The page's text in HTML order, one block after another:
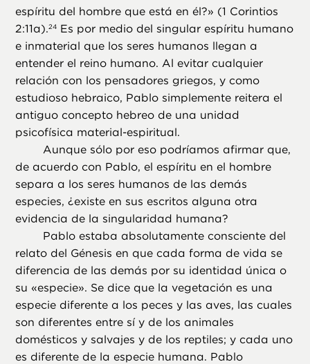
espíritu del hombre que está en él?» (1 Corintios
2:11a).24 Es por medio del singular espíritu humano
e inmaterial que los seres humanos llegan a
entender el reino humano. Al evitar cualquier
relación con los pensadores griegos, y como
estudioso hebraico, Pablo simplemente reitera el
antiguo concepto hebreo de una unidad
psicofísica material-espiritual.
Aunque sólo por eso podríamos afirmar que,
de acuerdo con Pablo, el espíritu en el hombre
separa a los seres humanos de las demás
especies, ¿existe en sus escritos alguna otra
evidencia de la singularidad humana?
Pablo estaba absolutamente consciente del
relato del Génesis en que cada forma de vida se
diferencia de las demás por su identidad única o
su «especie». Se dice que la vegetación es una
especie diferente a los peces y las aves, las cuales
son diferentes entre sí y de los animales
domésticos y salvajes y de los reptiles; y cada uno
es diferente de la especie humana. Pablo